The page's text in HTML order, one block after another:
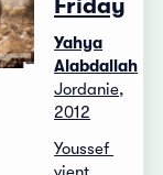
Friday
Yahya
Alabdallah
Jordanie,
2012
Youssef